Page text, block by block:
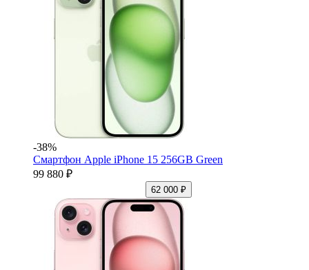
-38%
Смартфон Apple iPhone 15 256GB Green
99 880 ₽
62 000 ₽